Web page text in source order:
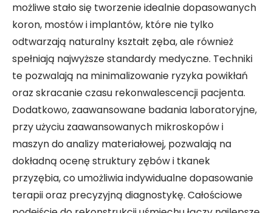
możliwe stało się tworzenie idealnie dopasowanych
koron, mostów i implantów, które nie tylko
odtwarzają naturalny kształt zęba, ale również
spełniają najwyższe standardy medyczne. Techniki
te pozwalają na minimalizowanie ryzyka powikłań
oraz skracanie czasu rekonwalescencji pacjenta.
Dodatkowo, zaawansowane badania laboratoryjne,
przy użyciu zaawansowanych mikroskopów i
maszyn do analizy materiałowej, pozwalają na
dokładną ocenę struktury zębów i tkanek
przyzębia, co umożliwia indywidualne dopasowanie
terapii oraz precyzyjną diagnostykę. Całościowe